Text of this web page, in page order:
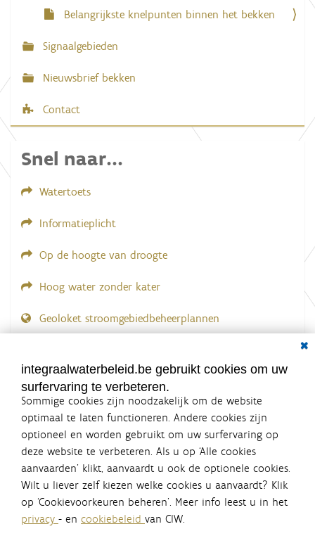
Belangrijkste knelpunten binnen het bekken
Signaalgebieden
Nieuwsbrief bekken
Contact
Snel naar...
Watertoets
Informatieplicht
Op de hoogte van droogte
Hoog water zonder kater
Geoloket stroomgebiedbeheerplannen
LOGIN VEREIST
integraalwaterbeleid.be gebruikt cookies om uw
surfervaring te verbeteren.
Sommige cookies zijn noodzakelijk om de website
optimaal te laten functioneren. Andere cookies zijn
optioneel en worden gebruikt om uw surfervaring op
deze website te verbeteren. Als u op ‘Alle cookies
aanvaarden’ klikt, aanvaardt u ook de optionele cookies.
Wilt u liever zelf kiezen welke cookies u aanvaardt? Klik
op ‘Cookievoorkeuren beheren’. Meer info leest u in het
privacy - en cookiebeleid van CIW.
Integraalwaterbeleid.be is een
officiële website van de Vlaamse
overheid
uitgegeven door Coördinatiecommissie Integraal
Waterbeleid
De Coördinatiecommissie Integraal Waterbeleid (CIW) is een